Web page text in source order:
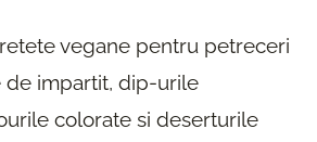
vegane pentru petreceri
de impartit, dip-urile
colorate si deserturile